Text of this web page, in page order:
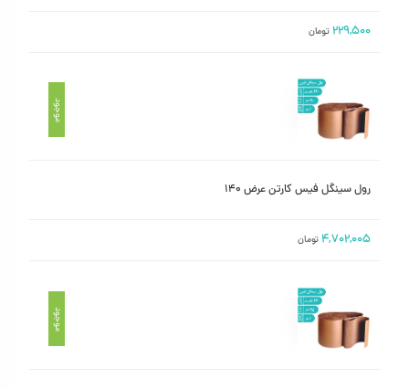
۲۲۹,۵۰۰ تومان
موجود
رول سینگل فیس کارتن عرض ۱۴۰
۴,۷۰۲,۰۰۵ تومان
موجود